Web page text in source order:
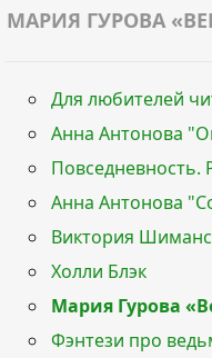
МАРИЯ ГУРОВА
Для любителей
Анна Антонова
Повседневность.
Анна Антонова
Виктория
Холли Блэк
Мария Гурова
Фэнтези про